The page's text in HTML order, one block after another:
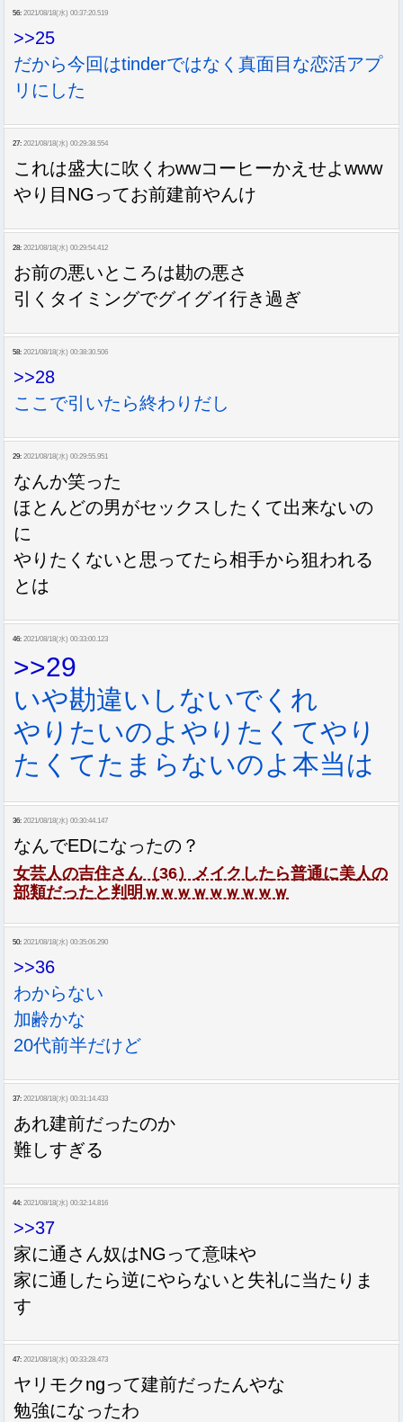
56: 2021/08/18(水) 00:37:20.519
>>25
だから今回はtinderではなく真面目な恋活アプ
リにした
27: 2021/08/18(水) 00:29:38.554
これは盛大に吹くわwwコーヒーかえせよwww
やり目NGってお前建前やんけ
28: 2021/08/18(水) 00:29:54.412
お前の悪いところは勘の悪さ
引くタイミングでグイグイ行き過ぎ
58: 2021/08/18(水) 00:38:30.506
>>28
ここで引いたら終わりだし
29: 2021/08/18(水) 00:29:55.951
なんか笑った
ほとんどの男がセックスしたくて出来ないの
に
やりたくないと思ってたら相手から狙われる
とは
46: 2021/08/18(水) 00:33:00.123
>>29
いや勘違いしないでくれ
やりたいのよやりたくてやり
たくてたまらないのよ本当は
36: 2021/08/18(水) 00:30:44.147
なんでEDになったの？
女芸人の吉住さん（36）メイクしたら普通に美人の
部類だったと判明ｗｗｗｗｗｗｗｗｗ
50: 2021/08/18(水) 00:35:06.290
>>36
わからない
加齢かな
20代前半だけど
37: 2021/08/18(水) 00:31:14.433
あれ建前だったのか
難しすぎる
44: 2021/08/18(水) 00:32:14.816
>>37
家に通さん奴はNGって意味や
家に通したら逆にやらないと失礼に当たりま
す
47: 2021/08/18(水) 00:33:28.473
ヤリモクngって建前だったんやな
勉強になったわ